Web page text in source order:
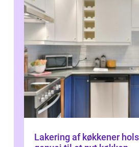
Lakering af køkkener